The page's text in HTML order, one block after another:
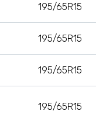
195/65R15
195/65R15
195/65R15
195/65R15